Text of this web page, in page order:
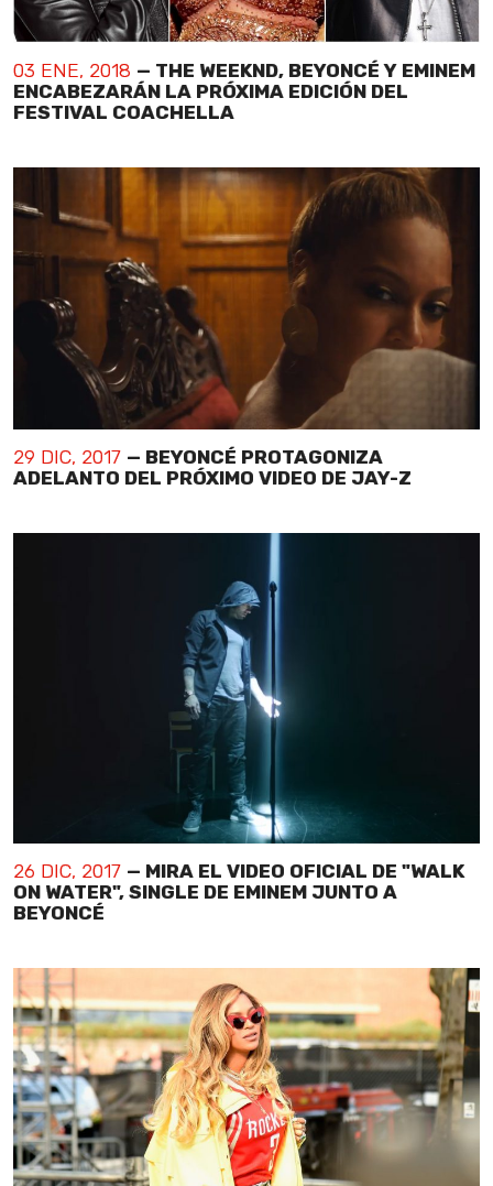
03 ENE, 2018 — THE WEEKND, BEYONCÉ Y EMINEM
ENCABEZARÁN LA PRÓXIMA EDICIÓN DEL
FESTIVAL COACHELLA
29 DIC, 2017 — BEYONCÉ PROTAGONIZA
ADELANTO DEL PRÓXIMO VIDEO DE JAY-Z
26 DIC, 2017 — MIRA EL VIDEO OFICIAL DE "WALK
ON WATER", SINGLE DE EMINEM JUNTO A
BEYONCÉ